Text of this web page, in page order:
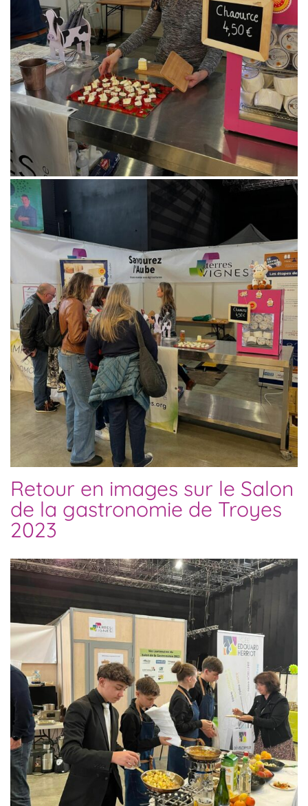
Retour en images sur le Salon
de la gastronomie de Troyes
2023